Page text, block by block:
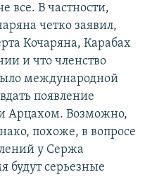
все. В частности,
четко заявил,
Кочаряна, Карабах
и что членство
международной
появление
Арцахом. Возможно,
похоже, в вопросе
у Сержа
будут серьезные